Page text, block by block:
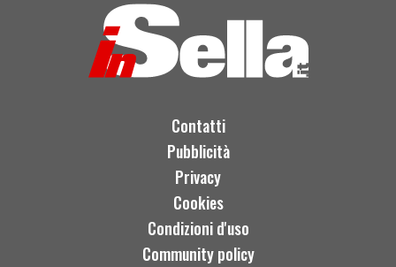
Contatti
Pubblicità
Privacy
Cookies
Condizioni d'uso
Community policy